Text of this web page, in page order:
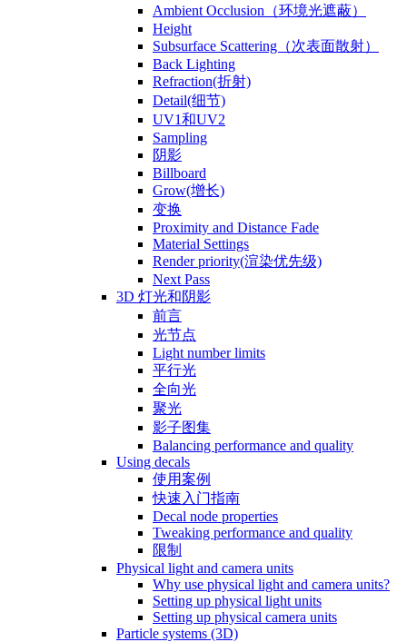
Ambient Occlusion（环境光遮蔽）
Height
Subsurface Scattering（次表面散射）
Back Lighting
Refraction(折射)
Detail(细节)
UV1和UV2
Sampling
阴影
Billboard
Grow(增长)
变换
Proximity and Distance Fade
Material Settings
Render priority(渲染优先级)
Next Pass
3D 灯光和阴影
前言
光节点
Light number limits
平行光
全向光
聚光
影子图集
Balancing performance and quality
Using decals
使用案例
快速入门指南
Decal node properties
Tweaking performance and quality
限制
Physical light and camera units
Why use physical light and camera units?
Setting up physical light units
Setting up physical camera units
Particle systems (3D)